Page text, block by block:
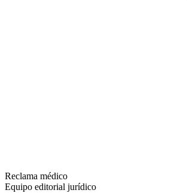
Reclama médico
Equipo editorial jurídico